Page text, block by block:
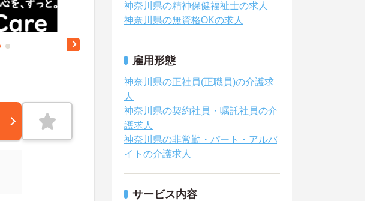
神奈川県の精神保健福祉士の求人
神奈川県の無資格OKの求人
雇用形態
神奈川県の正社員(正職員)の介護求
人
神奈川県の契約社員・嘱託社員の介
護求人
神奈川県の非常勤・パート・アルバ
イトの介護求人
サービス内容